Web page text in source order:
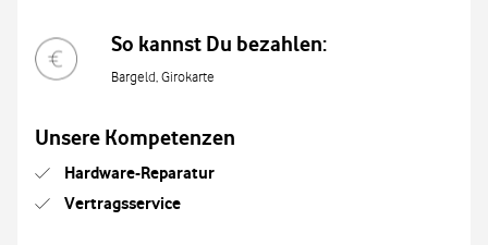
So kannst Du bezahlen:
Bargeld, Girokarte
Unsere Kompetenzen
Hardware-Reparatur
Vertragsservice